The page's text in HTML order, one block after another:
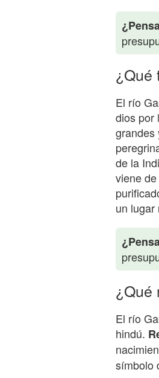
¿Qué
El río
dios por
grandes
de la
viene
un lugar
¿Qué
El río
hindú.
símbolo